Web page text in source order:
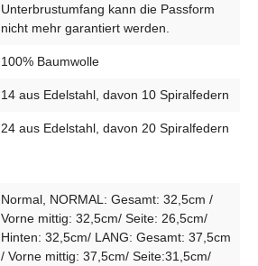
Unterbrustumfang kann die Passform
nicht mehr garantiert werden.
100% Baumwolle
14 aus Edelstahl, davon 10 Spiralfedern
24 aus Edelstahl, davon 20 Spiralfedern
Normal, NORMAL: Gesamt: 32,5cm /
Vorne mittig: 32,5cm/ Seite: 26,5cm/
Hinten: 32,5cm/ LANG: Gesamt: 37,5cm
/ Vorne mittig: 37,5cm/ Seite:31,5cm/